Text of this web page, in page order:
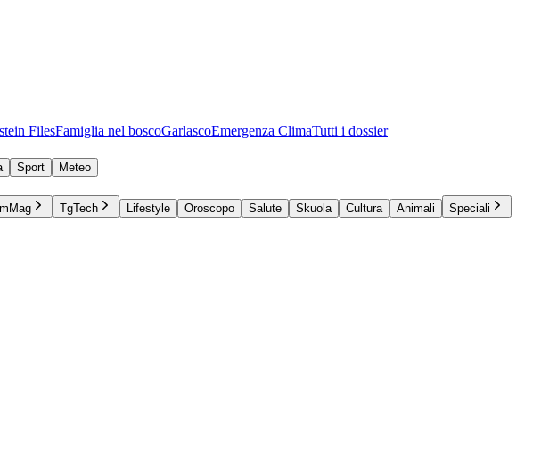
FilesFamiglia nel boscoGarlascoEmergenza ClimaTutti i dossier
Sport
Meteo
TgTech Lifestyle Oroscopo Salute Skuola Cultura Animali
Speciali